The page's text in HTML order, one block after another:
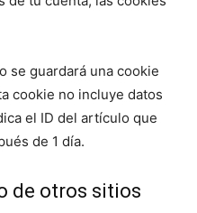
se guardará una cookie
cookie no incluye datos
el ID del artículo que
de 1 día.
de otros sitios